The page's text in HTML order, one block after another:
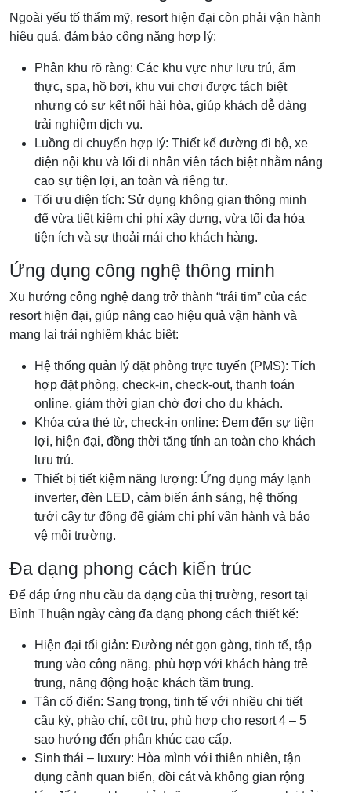
Ngoài yếu tố thẩm mỹ, resort hiện đại còn phải vận hành
hiệu quả, đảm bảo công năng hợp lý:
Phân khu rõ ràng: Các khu vực như lưu trú, ẩm
thực, spa, hồ bơi, khu vui chơi được tách biệt
nhưng có sự kết nối hài hòa, giúp khách dễ dàng
trải nghiệm dịch vụ.
Luồng di chuyển hợp lý: Thiết kế đường đi bộ, xe
điện nội khu và lối đi nhân viên tách biệt nhằm nâng
cao sự tiện lợi, an toàn và riêng tư.
Tối ưu diện tích: Sử dụng không gian thông minh
để vừa tiết kiệm chi phí xây dựng, vừa tối đa hóa
tiện ích và sự thoải mái cho khách hàng.
Ứng dụng công nghệ thông minh
Xu hướng công nghệ đang trở thành “trái tim” của các
resort hiện đại, giúp nâng cao hiệu quả vận hành và
mang lại trải nghiệm khác biệt:
Hệ thống quản lý đặt phòng trực tuyến (PMS): Tích
hợp đặt phòng, check-in, check-out, thanh toán
online, giảm thời gian chờ đợi cho du khách.
Khóa cửa thẻ từ, check-in online: Đem đến sự tiện
lợi, hiện đại, đồng thời tăng tính an toàn cho khách
lưu trú.
Thiết bị tiết kiệm năng lượng: Ứng dụng máy lạnh
inverter, đèn LED, cảm biến ánh sáng, hệ thống
tưới cây tự động để giảm chi phí vận hành và bảo
vệ môi trường.
Đa dạng phong cách kiến trúc
Để đáp ứng nhu cầu đa dạng của thị trường, resort tại
Bình Thuận ngày càng đa dạng phong cách thiết kế:
Hiện đại tối giản: Đường nét gọn gàng, tinh tế, tập
trung vào công năng, phù hợp với khách hàng trẻ
trung, năng động hoặc khách tầm trung.
Tân cổ điển: Sang trọng, tinh tế với nhiều chi tiết
cầu kỳ, phào chỉ, cột trụ, phù hợp cho resort 4 – 5
sao hướng đến phân khúc cao cấp.
Sinh thái – luxury: Hòa mình với thiên nhiên, tận
dụng cảnh quan biển, đồi cát và không gian rộng